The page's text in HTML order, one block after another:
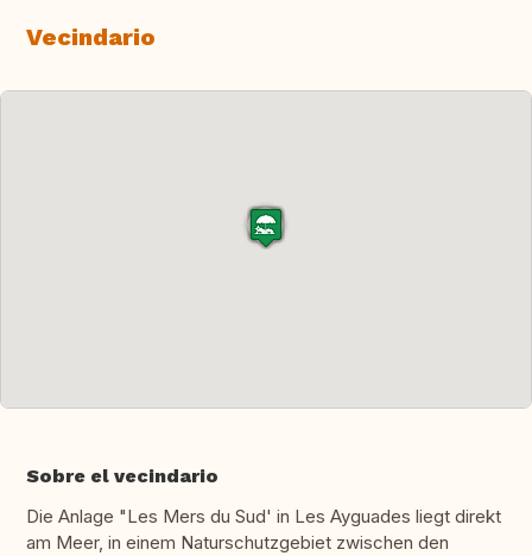
Vecindario
Sobre el vecindario
Die Anlage "Les Mers du Sud' in Les Ayguades liegt direkt
am Meer, in einem Naturschutzgebiet zwischen den